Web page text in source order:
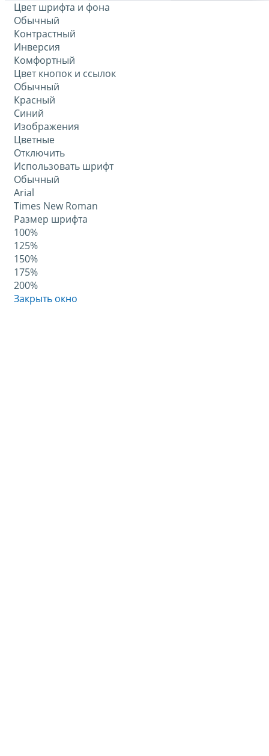
Цвет шрифта и фона
Обычный
Контрастный
Инверсия
Комфортный
Цвет кнопок и ссылок
Обычный
Красный
Синий
Изображения
Цветные
Отключить
Использовать шрифт
Обычный
Arial
Times New Roman
Размер шрифта
100%
125%
150%
175%
200%
Закрыть окно